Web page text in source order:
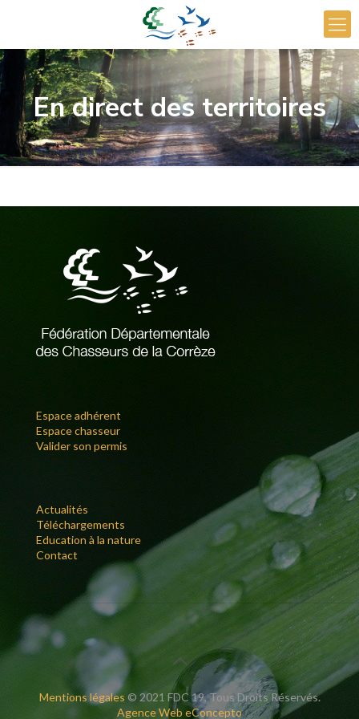
En direct des territoires
Espace adhérent
Espace chasseur
Valider son permis
Actualités
Téléchargements
Education à la nature
Contact
Mentions légales © 2021 FDC 19, Tous Droits Réservés.
Agence Web eConcepto